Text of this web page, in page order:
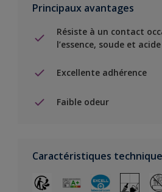
Principaux avantages
Résiste à un contact
l’essence, soude et
Excellente adhérence
Faible odeur
Caractéristiques